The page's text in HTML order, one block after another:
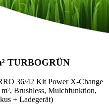
TURBOGRÜN
36/42 Kit Power X-Change
Brushless, Mulchfunktion,
+ Ladegerät)